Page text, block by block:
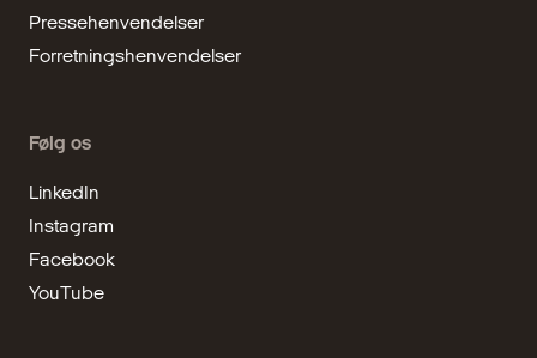
Pressehenvendelser
Forretningshenvendelser
Følg os
LinkedIn
Instagram
Facebook
YouTube